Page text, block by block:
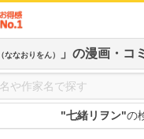
（ななおりをん） 」の漫画・コ
"七緒リヲン"の